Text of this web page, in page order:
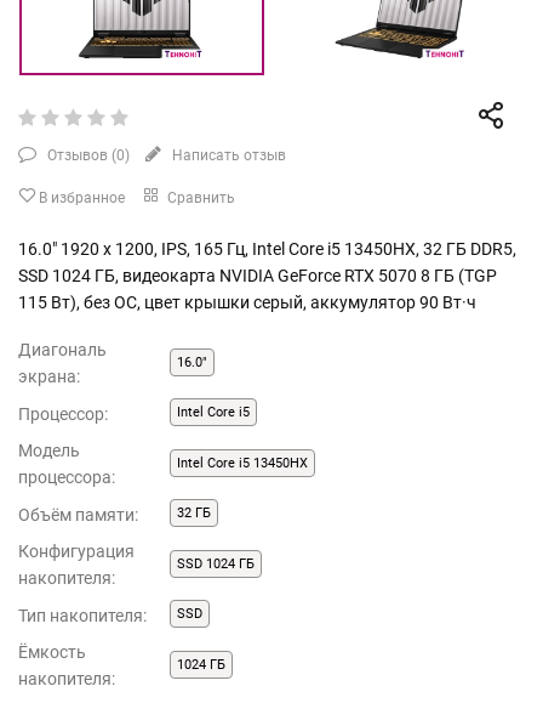
Отзывов (0) Написать отзыв
В избранное Сравнить
16.0" 1920 x 1200, IPS, 165 Гц, Intel Core i5 13450HX, 32 ГБ DDR5,
SSD 1024 ГБ, видеокарта NVIDIA GeForce RTX 5070 8 ГБ (TGP
115 Вт), без ОС, цвет крышки серый, аккумулятор 90 Вт·ч
Диагональ
экрана:
16.0"
Процессор: Intel Core i5
Модель
процессора:
Intel Core i5 13450HX
Объём памяти: 32 ГБ
Конфигурация
накопителя:
SSD 1024 ГБ
Тип накопителя: SSD
Ёмкость
накопителя:
1024 ГБ